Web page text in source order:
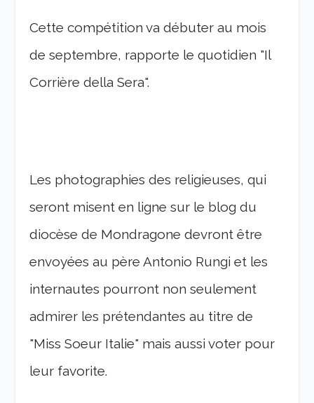
Cette compétition va débuter au mois
de septembre, rapporte le quotidien "Il
Corrière della Sera".
Les photographies des religieuses, qui
seront misent en ligne sur le blog du
diocèse de Mondragone devront être
envoyées au père Antonio Rungi et les
internautes pourront non seulement
admirer les prétendantes au titre de
"Miss Soeur Italie" mais aussi voter pour
leur favorite.